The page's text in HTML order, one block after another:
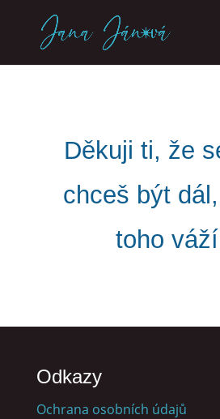
Děkuji ti, že
chceš být
toho
Odkazy
Ochrana osobních údajů